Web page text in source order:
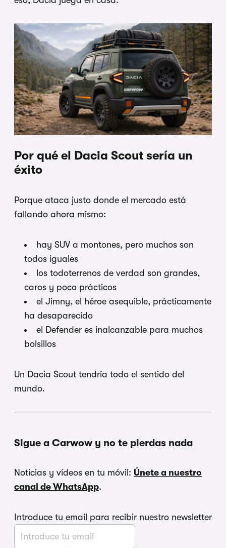
Por qué el Dacia Scout sería un
éxito
Porque ataca justo donde el mercado está
fallando ahora mismo:
hay SUV a montones, pero muchos son
todos iguales
los todoterrenos de verdad son grandes,
caros y poco prácticos
el Jimny, el héroe asequible, prácticamente
ha desaparecido
el Defender es inalcanzable para muchos
bolsillos
Un Dacia Scout tendría todo el sentido del
mundo.
Sigue a Carwow y no te pierdas nada
Noticias y vídeos en tu móvil: Únete a nuestro
canal de WhatsApp.
Introduce tu email para recibir nuestro newsletter